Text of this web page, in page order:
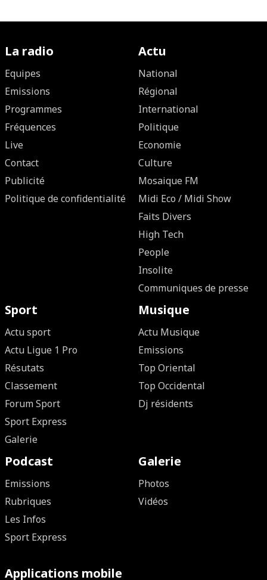
La radio
Equipes
Emissions
Programmes
Fréquences
Live
Contact
Publicité
Politique de confidentialité
Actu
National
Régional
International
Politique
Economie
Culture
Mosaique FM
Midi Eco / Midi Show
Faits Divers
High Tech
People
Insolite
Communiques de presse
Sport
Actu sport
Actu Ligue 1 Pro
Résutats
Classement
Forum Sport
Sport Express
Galerie
Musique
Actu Musique
Emissions
Top Oriental
Top Occidental
Dj résidents
Podcast
Emissions
Rubriques
Les Infos
Sport Express
Galerie
Photos
Vidéos
Applications mobile